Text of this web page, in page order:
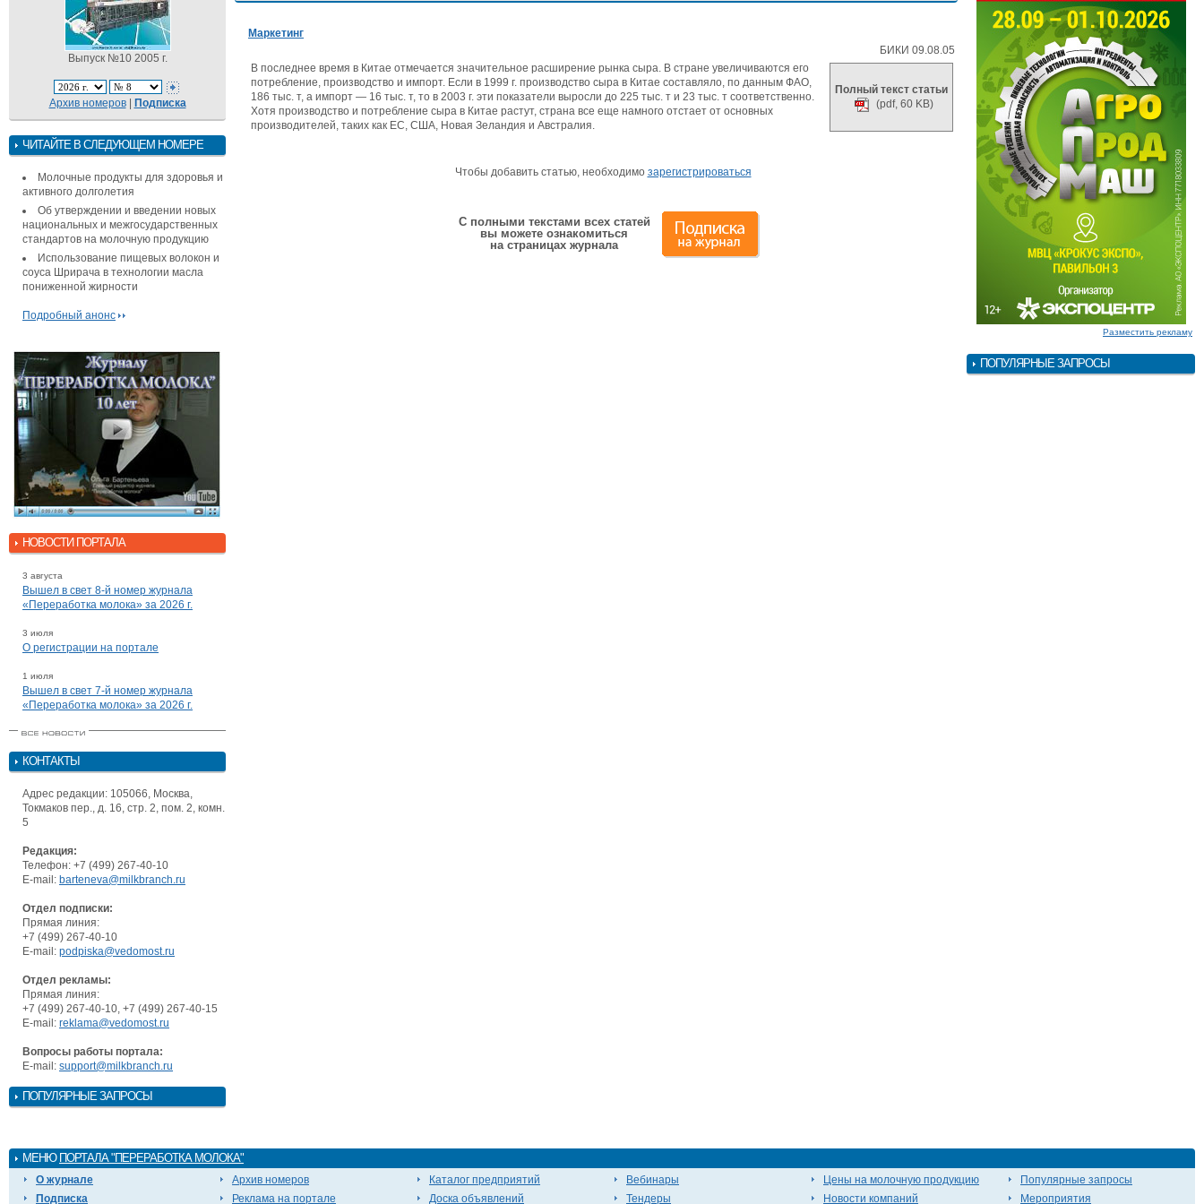
Выпуск №10 2005 г.
Архив номеров| Подписка
ЧИТАЙТЕ В СЛЕДУЮЩЕМ НОМЕРЕ
Молочные продукты для здоровья и
активного долголетия
Об утверждении и введении новых
национальных и межгосударственных
стандартов на молочную продукцию
Использование пищевых волокон и
соуса Шрирача в технологии масла
пониженной жирности
Подробный анонс
НОВОСТИ ПОРТАЛА
3 августа
Вышел в свет 8-й номер журнала
«Переработка молока» за 2026 г.
3 июля
О регистрации на портале
1 июля
Вышел в свет 7-й номер журнала
«Переработка молока» за 2026 г.
КОНТАКТЫ
Адрес редакции: 105066, Москва,
Токмаков пер., д. 16, стр. 2, пом. 2, комн.
5
Редакция:
Телефон: +7 (499) 267-40-10
E-mail: barteneva@milkbranch.ru
Отдел подписки:
Прямая линия:
+7 (499) 267-40-10
E-mail: podpiska@vedomost.ru
Отдел рекламы:
Прямая линия:
+7 (499) 267-40-10, +7 (499) 267-40-15
E-mail: reklama@vedomost.ru
Вопросы работы портала:
E-mail: support@milkbranch.ru
ПОПУЛЯРНЫЕ ЗАПРОСЫ
Маркетинг
БИКИ 09.08.05
Полный текст статьи
(pdf, 60 KB)
В последнее время в Китае отмечается значительное расширение рынка сыра. В стране увеличиваются его
потребление, производство и импорт. Если в 1999 г. производство сыра в Китае составляло, по данным ФАО,
186 тыс. т, а импорт — 16 тыс. т, то в 2003 г. эти показатели выросли до 225 тыс. т и 23 тыс. т соответственно.
Хотя производство и потребление сыра в Китае растут, страна все еще намного отстает от основных
производителей, таких как ЕС, США, Новая Зеландия и Австралия.
Чтобы добавить статью, необходимо зарегистрироваться
С полными текстами всех статей
вы можете ознакомиться
на страницах журнала
Разместить рекламу
ПОПУЛЯРНЫЕ ЗАПРОСЫ
МЕНЮ ПОРТАЛА "ПЕРЕРАБОТКА МОЛОКА"
О журнале
Подписка
Архив номеров
Реклама на портале
Каталог предприятий
Доска объявлений
Вебинары
Тендеры
Цены на молочную продукцию
Новости компаний
Популярные запросы
Мероприятия